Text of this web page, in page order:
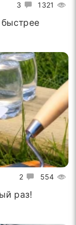
3 1321
2 554
раз!